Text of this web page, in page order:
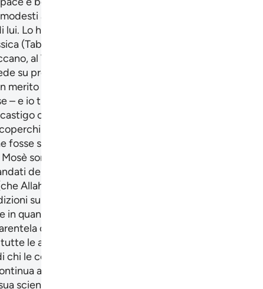
affinché l’uno non opprima con insolenza
Lo ha trasmesso Muslim (Il Giardino dei Devoti,
(Tabarì XXVII, questo versetto si riferisce in
al Walìd ibn ul Mughìra che si era convertito
su pressioni dei suoi contribuii pagani. Uno di
all’apostasia, gli propose uno strano
e io ti garantisco che se nell’Aldilà dovessi essere
che ti spetterebbe». Dopo di ciò, siccome «il
il furbacchione continuò ad avanzare
fosse stipulato un regolare contratto scritto. Miseria
sono certamente gli scritti contenuti nella Toràh,
del tutto perduti. Il Corano ne parla anche nella
Allah sia soddisfatto di lui) riferì che un giorno
su di lui) chiamò attorno a sé la sua famiglia e
in quanto solo quello avrebbe potuto aprir loro le
che li legava non aveva alcun valore nel Giorno
le azioni degli uomini finiscono di produrre i loro
le compie, ad eccezione di tre casi: l’opera di colui
a produrre i suoi benefici effetti, l’opera di chi
scienza, la devozione di un figlio riconoscente che